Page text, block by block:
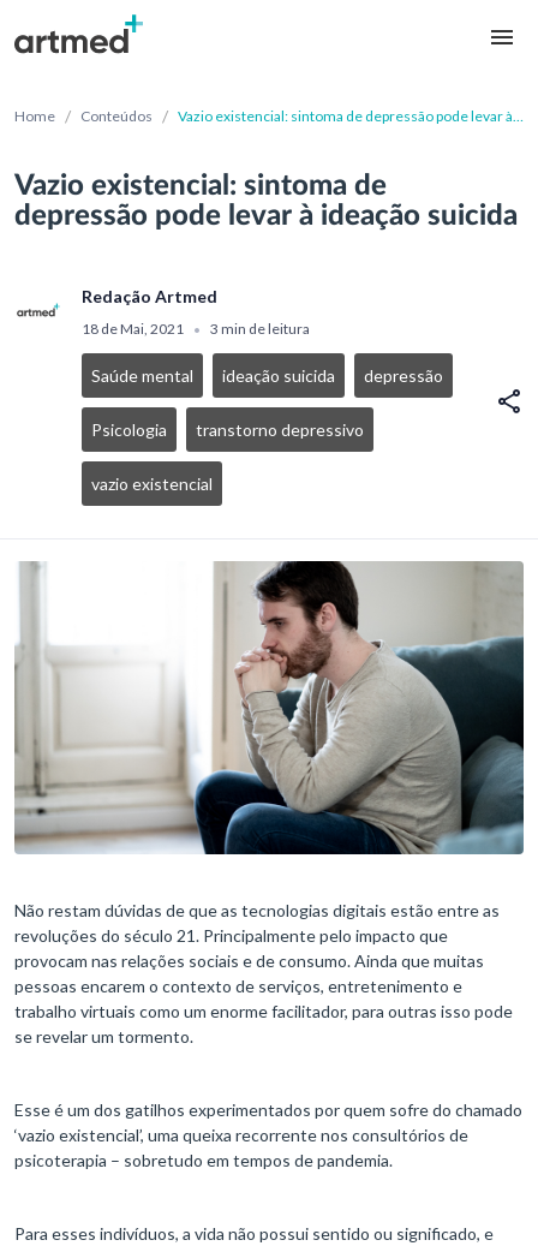
Home / Conteúdos / Vazio existencial: sintoma de depressão pode levar à
Vazio existencial: sintoma de
depressão pode levar à ideação suicida
Redação Artmed
18 de Mai, 2021 • 3 min de leitura
Saúde mental ideação suicida depressão
Psicologia transtorno depressivo
vazio existencial
Não restam dúvidas de que as tecnologias digitais estão entre as
revoluções do século 21. Principalmente pelo impacto que
provocam nas relações sociais e de consumo. Ainda que muitas
pessoas encarem o contexto de serviços, entretenimento e
trabalho virtuais como um enorme facilitador, para outras isso pode
se revelar um tormento.
Esse é um dos gatilhos experimentados por quem sofre do chamado
‘vazio existencial’, uma queixa recorrente nos consultórios de
psicoterapia – sobretudo em tempos de pandemia.
Para esses indivíduos, a vida não possui sentido ou significado, e